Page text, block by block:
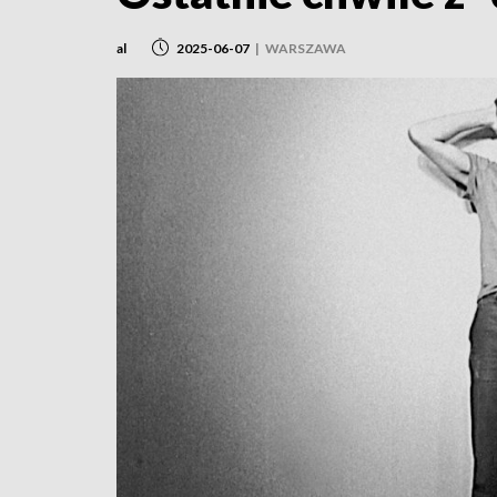
al 2025-06-07 | WARSZAWA